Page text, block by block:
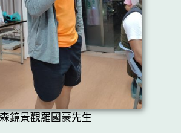
鏡景觀羅國豪先生